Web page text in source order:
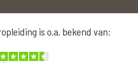
is o.a. bekend van: